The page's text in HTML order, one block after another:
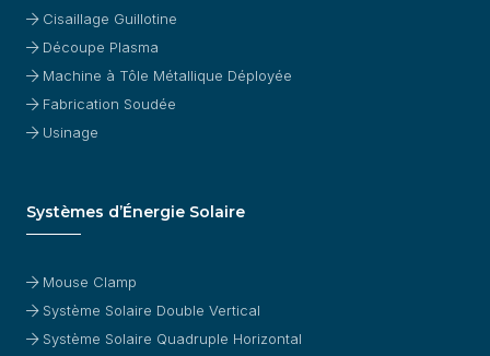
Cisaillage Guillotine
Découpe Plasma
Machine à Tôle Métallique Déployée
Fabrication Soudée
Usinage
Systèmes d’Énergie Solaire
Mouse Clamp
Système Solaire Double Vertical
Système Solaire Quadruple Horizontal